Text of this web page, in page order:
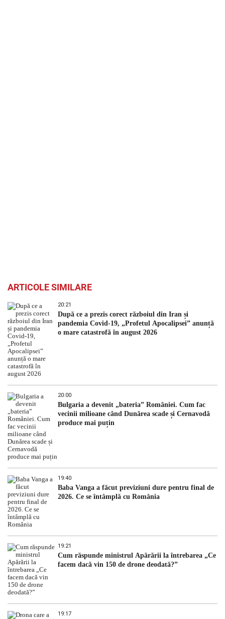
ARTICOLE SIMILARE
20:21
După ce a prezis corect războiul din Iran și
pandemia Covid-19, „Profetul Apocalipsei” anunță
o mare catastrofă în august 2026
20:00
Bulgaria a devenit „bateria” României. Cum fac
vecinii milioane când Dunărea scade și Cernavodă
produce mai puțin
19:40
Baba Vanga a făcut previziuni dure pentru final de
2026. Ce se întâmplă cu România
19:21
Cum răspunde ministrul Apărării la întrebarea „Ce
facem dacă vin 150 de drone deodată?”
19:17